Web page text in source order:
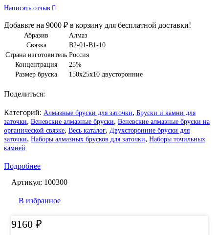
Написать отзыв
Добавьте на 9000 ₽ в корзину для бесплатной доставки!
Абразив
Алмаз
Связка
B2-01-B1-10
Страна изготовитель Россия
Концентрация
25%
Размер бруска
150х25х10 двусторонние
Поделиться:
Категорий: Алмазные бруски для заточки, Бруски и камни для
заточки, Веневские алмазные бруски, Веневские алмазные бруски на
органической связке, Весь каталог, Двухсторонние бруски для
заточки, Наборы алмазных брусков для заточки, Наборы точильных
камней
Подробнее
Артикул: 100300
В избранное
9160 ₽